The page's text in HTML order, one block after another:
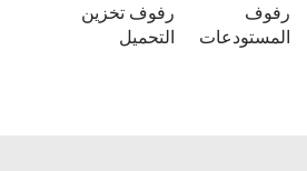
رفوف
المستودعات
رفوف تخزين
التحميل